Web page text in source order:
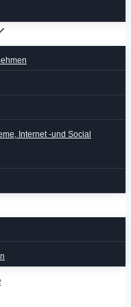
Internet -und Social